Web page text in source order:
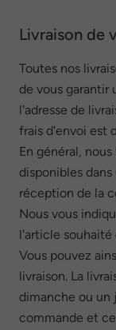
Livraison de
Toutes nos
de vous garantir
l'adresse de
frais d'envoi est
En général,
disponibles
réception de la
Nous vous
l'article
Vous pouvez
livraison. La
dimanche ou un
commande et